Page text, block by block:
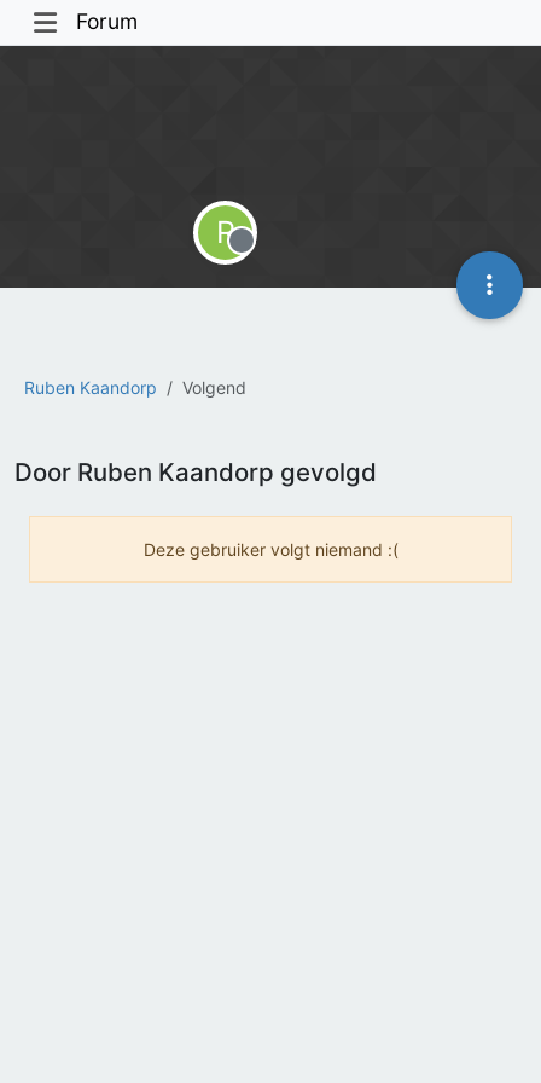
Forum
Ruben Kaandorp Volgend
R
Offline
Door Ruben Kaandorp gevolgd
Deze gebruiker volgt niemand :(